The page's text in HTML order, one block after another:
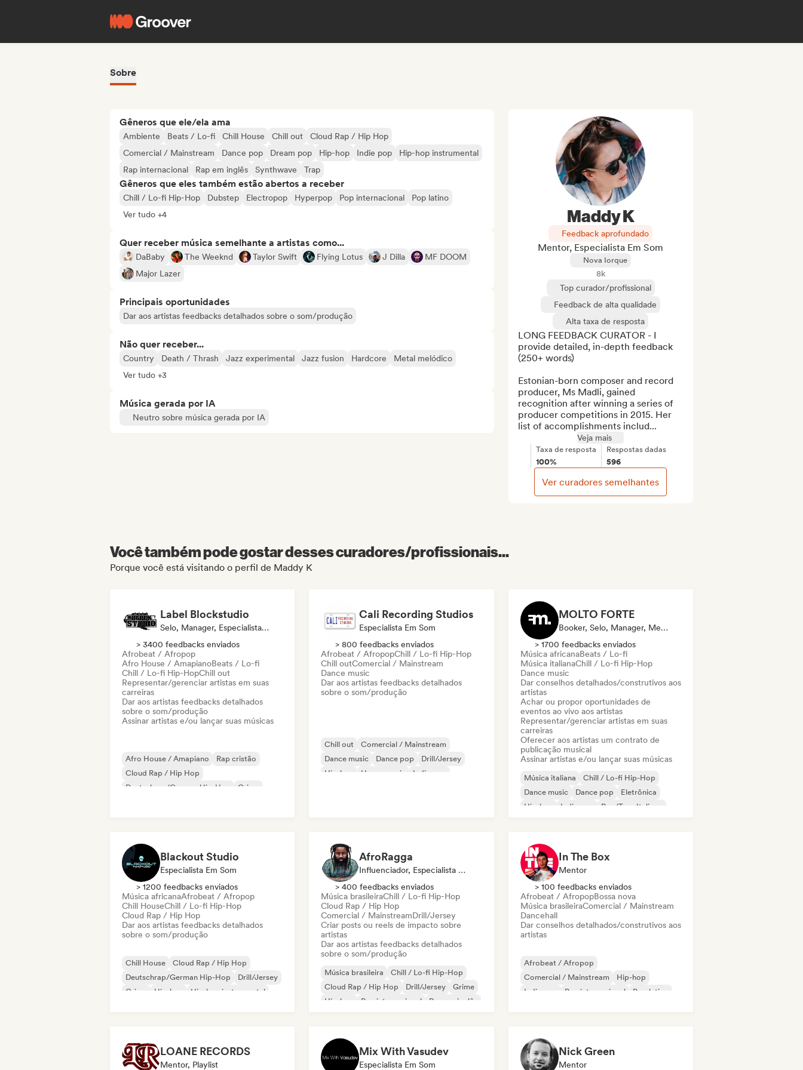
Sobre
Gêneros que ele/ela ama
Ambiente Beats / Lo-fi Chill House Chill out
Cloud Rap / Hip Hop
Comercial / Mainstream
Dance pop Dream pop Hip-hop Indie pop
Hip-hop instrumental
Rap internacional
Rap em inglês Synthwave Trap
Gêneros que eles também estão abertos a receber
Chill / Lo-fi Hip-Hop Dubstep Electropop Hyperpop Pop internacional
Pop latino
Ver tudo +4
Quer receber música semelhante a artistas como...
DaBaby The Weeknd Taylor Swift Flying Lotus J Dilla
MF DOOM
Major Lazer
Principais oportunidades
Dar aos artistas feedbacks detalhados sobre o som/produção
Não quer receber...
Country Death / Thrash Jazz experimental Jazz fusion Hardcore
Metal melódico
Ver tudo +3
Música gerada por IA
Neutro sobre música gerada por IA
Maddy K
Feedback aprofundado
Mentor, Especialista Em Som
Nova Iorque
8k
Top curador/profissional
Feedback de alta qualidade
Alta taxa de resposta
LONG FEEDBACK CURATOR - I
provide detailed, in-depth feedback
(250+ words)
Estonian-born composer and record
producer, Ms Madli, gained
recognition after winning a series of
producer competitions in 2015. Her
list of accomplishments includ...
Veja mais
Taxa de resposta
100%
Respostas dadas
596
Ver curadores semelhantes
Você também pode gostar desses curadores/profissionais...
Porque você está visitando o perfil de Maddy K
Label Blockstudio
Selo, Manager, Especialista Em Som
> 3400 feedbacks enviados
Afrobeat / Afropop
Afro House / AmapianoBeats / Lo-fi
Chill / Lo-fi Hip-HopChill out
Representar/gerenciar artistas em suas
carreiras
Dar aos artistas feedbacks detalhados
sobre o som/produção
Assinar artistas e/ou lançar suas músicas
Afro House / Amapiano
Rap cristão
Cloud Rap / Hip Hop
Deutschrap/German Hip-Hop
Grime
Cali Recording Studios
Especialista Em Som
> 800 feedbacks enviados
Afrobeat / AfropopChill / Lo-fi Hip-Hop
Chill outComercial / Mainstream
Dance music
Dar aos artistas feedbacks detalhados
sobre o som/produção
Chill out
Comercial / Mainstream
Dance music
Dance pop
Drill/Jersey
Hip-hop
House music Indie pop
MOLTO FORTE
Booker, Selo, Manager, Mentor, Editora
> 1700 feedbacks enviados
Música africanaBeats / Lo-fi
Música italianaChill / Lo-fi Hip-Hop
Dance music
Dar conselhos detalhados/construtivos aos
artistas
Achar ou propor oportunidades de
eventos ao vivo aos artistas
Representar/gerenciar artistas em suas
carreiras
Oferecer aos artistas um contrato de
publicação musical
Assinar artistas e/ou lançar suas músicas
Música italiana
Chill / Lo-fi Hip-Hop
Dance music
Dance pop
Eletrônica
Hip-hop
Indie pop Rap/Trap Italiano
Blackout Studio
Especialista Em Som
> 1200 feedbacks enviados
Música africanaAfrobeat / Afropop
Chill HouseChill / Lo-fi Hip-Hop
Cloud Rap / Hip Hop
Dar aos artistas feedbacks detalhados
sobre o som/produção
Chill House
Cloud Rap / Hip Hop
Deutschrap/German Hip-Hop
Drill/Jersey
Grime
Hip-hop
Hip-hop instrumental
AfroRagga
Influenciador, Especialista Em Som
> 400 feedbacks enviados
Música brasileiraChill / Lo-fi Hip-Hop
Cloud Rap / Hip Hop
Comercial / MainstreamDrill/Jersey
Criar posts ou reels de impacto sobre
artistas
Dar aos artistas feedbacks detalhados
sobre o som/produção
Música brasileira
Chill / Lo-fi Hip-Hop
Cloud Rap / Hip Hop
Drill/Jersey
Grime
Hip-hop
Rap internacional Rap em inglês
In The Box
Mentor
> 100 feedbacks enviados
Afrobeat / AfropopBossa nova
Música brasileiraComercial / Mainstream
Dancehall
Dar conselhos detalhados/construtivos aos
artistas
Afrobeat / Afropop
Comercial / Mainstream
Hip-hop
Indie pop
Rap internacional
Pop latino
LOANE RECORDS
Mentor, Playlist
Mix With Vasudev
Especialista Em Som
Nick Green
Mentor